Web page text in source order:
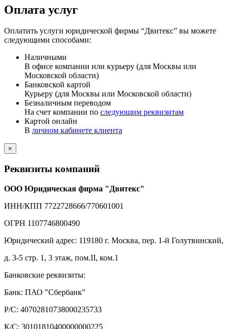
Оплата услуг
Оплатить услуги юридической фирмы “Двитекс” вы можете
следующими способами:
Наличными
В офисе компании или курьеру (для Москвы или
Московской области)
Банковской картой
Курьеру (для Москвы или Московской области)
Безналичным переводом
На счет компании по следующим реквизитам
Картой онлайн
В личном кабинете клиента
×
Реквизиты компаний
ООО Юридическая фирма "Двитекс"
ИНН/КПП 7722728666/770601001
ОГРН 1107746800490
Юридический адрес: 119180 г. Москва, пер. 1-й Голутвинский,
д. 3-5 стр. 1, 3 этаж, пом.II, ком.1
Банковские реквизиты:
Банк: ПАО "Сбербанк"
Р/С: 40702810738000235733
К/С: 30101810400000000225